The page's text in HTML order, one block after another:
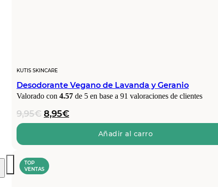
KUTIS SKINCARE
Desodorante Vegano de Lavanda y Geranio
Valorado con 4.57 de 5 en base a 91 valoraciones de clientes
9,95€ El
precio
era:
9,95€.
8,95€El
precio
es:
Añadir al carro
TOP
VENTAS